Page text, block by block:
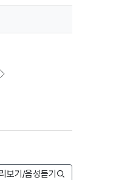
보기/음성듣기